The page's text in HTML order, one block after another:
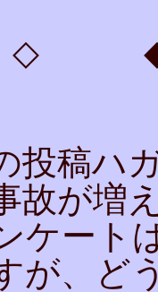
投稿ハ
故が増
ケート
が、ど